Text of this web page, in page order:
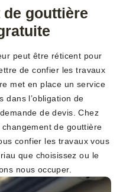
gouttière
peut être réticent pour
de confier les travaux
met en place un service
dans l’obligation de
de devis. Chez
de gouttière
confier les travaux vous
que choisissez ou le
nous occuper.